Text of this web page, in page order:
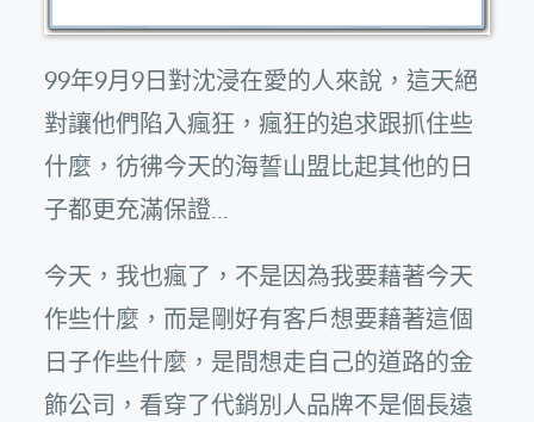
99年9月9日對沈浸在愛的人來說，這天絕
對讓他們陷入瘋狂，瘋狂的追求跟抓住些
什麼，彷彿今天的海誓山盟比起其他的日
子都更充滿保證…
今天，我也瘋了，不是因為我要藉著今天
作些什麼，而是剛好有客戶想要藉著這個
日子作些什麼，是間想走自己的道路的金
飾公司，看穿了代銷別人品牌不是個長遠